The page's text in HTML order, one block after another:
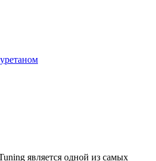
является одной из самых